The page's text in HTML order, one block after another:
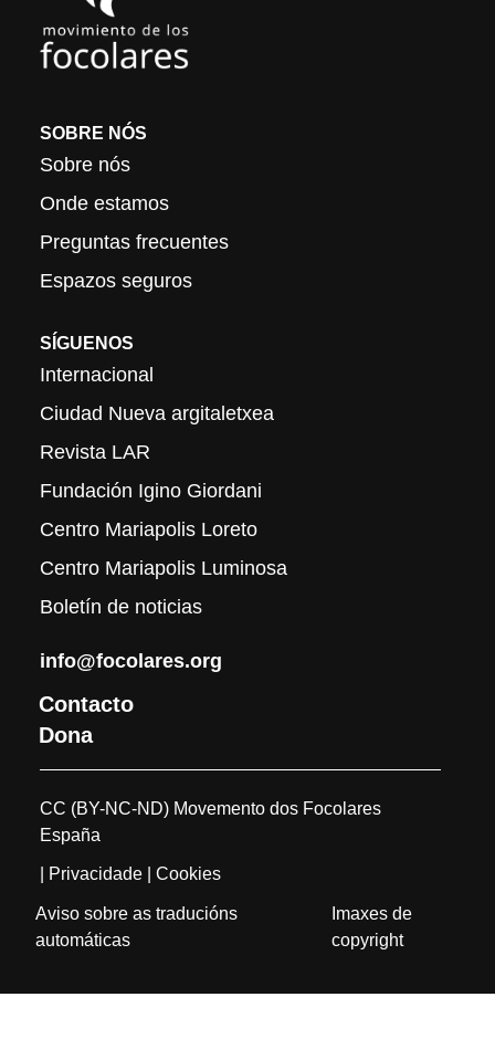
SOBRE NÓS
Sobre nós
Onde estamos
Preguntas frecuentes
Espazos seguros
SÍGUENOS
Internacional
Ciudad Nueva argitaletxea
Revista LAR
Fundación Igino Giordani
Centro Mariapolis Loreto
Centro Mariapolis Luminosa
Boletín de noticias
info@focolares.org
Contacto
Dona
CC (BY-NC-ND) Movemento dos Focolares
España
| Privacidade | Cookies
Aviso sobre as traducións
automáticas
Imaxes de
copyright